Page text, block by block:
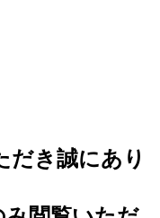
だき誠にあり